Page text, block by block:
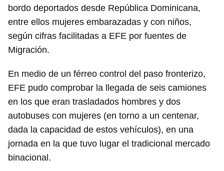
bordo deportados desde República Dominicana,
entre ellos mujeres embarazadas y con niños,
según cifras facilitadas a EFE por fuentes de
Migración.
En medio de un férreo control del paso fronterizo,
EFE pudo comprobar la llegada de seis camiones
en los que eran trasladados hombres y dos
autobuses con mujeres (en torno a un centenar,
dada la capacidad de estos vehículos), en una
jornada en la que tuvo lugar el tradicional mercado
binacional.